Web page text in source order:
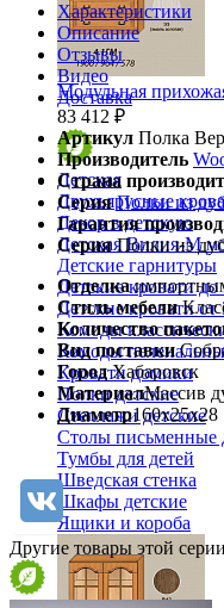
Модульная
83 412 ₽
Детская
Двухъярусные
Декор в детскую
Детская Вилия-М
Детские гарнитуры
Детские кровати до
Детские кровати от
Комоды
Комоды
Кровати домики
Полки детские
Стеллажи детские
Столы письменные
Тумбы для детей
Шведская стенка
Шкафы детские
Ящики и короба
Характеристики
Описание
Отзывы
Видео
Доставка
Артикул Полка
Производитель
Страна
Серия Полки из
Гарантия
Серия Полки из
Отделка
Стиль мебели
Количество
Вид поставки
Город Хабаровск
МатериалМассив
Диаметр160х25х28
Другие товары этой